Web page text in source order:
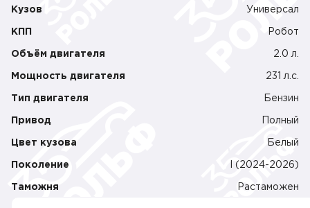
Кузов Универсал
КПП Робот
Объём двигателя 2.0 л.
Мощность двигателя 231 л.c.
Тип двигателя Бензин
Привод Полный
Цвет кузова Белый
Поколение I (2024-2026)
Таможня Растаможен